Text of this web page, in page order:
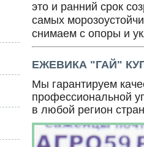
это и ранний срок
самых
снимаем с опоры и
ЕЖЕВИКА "ГАЙ"
Мы гарантируем
профессиональной
в любой регион